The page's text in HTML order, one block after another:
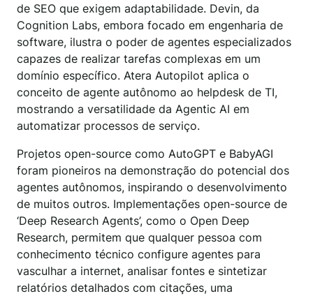
de SEO que exigem adaptabilidade. Devin, da
Cognition Labs, embora focado em engenharia de
software, ilustra o poder de agentes especializados
capazes de realizar tarefas complexas em um
domínio específico. Atera Autopilot aplica o
conceito de agente autônomo ao helpdesk de TI,
mostrando a versatilidade da Agentic AI em
automatizar processos de serviço.
Projetos open-source como AutoGPT e BabyAGI
foram pioneiros na demonstração do potencial dos
agentes autônomos, inspirando o desenvolvimento
de muitos outros. Implementações open-source de
‘Deep Research Agents’, como o Open Deep
Research, permitem que qualquer pessoa com
conhecimento técnico configure agentes para
vasculhar a internet, analisar fontes e sintetizar
relatórios detalhados com citações, uma